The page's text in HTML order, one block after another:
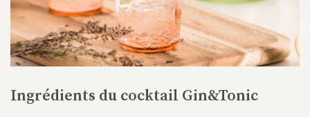
Ingrédients du cocktail Gin&Tonic